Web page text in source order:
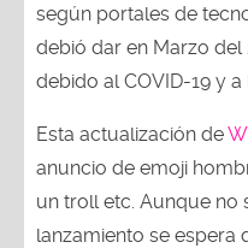
según portales de
debió dar en Marzo
debido al COVID-19 y
Esta actualización de
anuncio de emoji
un troll etc. Aunque no
lanzamiento se espera